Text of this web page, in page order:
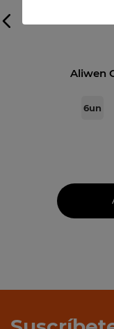
Aliwen
6un